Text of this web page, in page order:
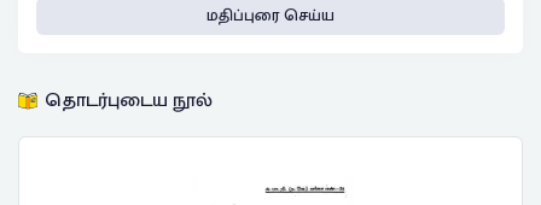
மதிப்புரை செய்ய
தொடர்புடைய நூல்